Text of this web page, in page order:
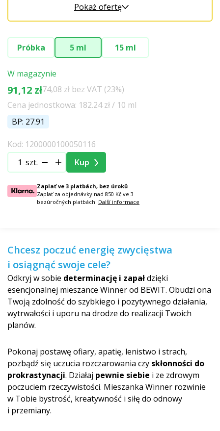
Pokaż ofertę
Próbka 5 ml 15 ml
W magazynie
91,12 zł74,08 zł bez VAT (23%)
Cena jednostkowa: 182.24 zł / 10 ml
BP: 27.91
Kod: 1200000100050116
szt.
Kup
Zaplať ve 3 platbách, bez úroků
Zaplať za objednávky nad 850 Kč ve 3
bezúročných platbách. Další informace
Chcesz poczuć energię zwycięstwa
i osiągnąć swoje cele?
Odkryj w sobie determinację i zapałdzięki
esencjonalnej mieszance Winner od BEWIT. Obudzi ona
Twoją zdolność do szybkiego i pozytywnego działania,
wytrwałości i uporu na drodze do realizacji Twoich
planów.
Pokonaj postawę ofiary, apatię, lenistwo i strach,
pozbądź się uczucia rozczarowania czy skłonności do
prokrastynacji. Działaj pewnie siebie i ze zdrowym
poczuciem rzeczywistości. Mieszanka Winner rozwinie
w Tobie bystrość, kreatywność i siłę do odnowy
i przemiany.